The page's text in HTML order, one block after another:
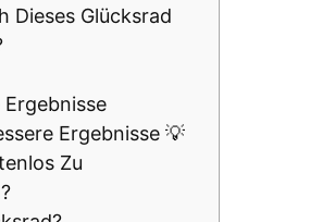
Dieses Glücksrad
Ergebnisse 💡
Zu